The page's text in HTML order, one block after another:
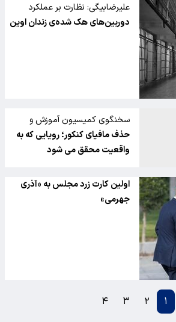
علیرضابیگی: نظارت بر عملکرد
سازمان زندان ها همیشه با مقاومت
دوربین‌های هک شده‌ی زندان اوین
سخنگوی کمیسیون آموزش و
تحقیقات مجلس خبر داد:
حذف مافیای کنکور؛ رویایی که به
واقعیت محقق می شود
اولین کارت زرد مجلس به «آذری
جهرمی»
۱ ۲ ۳ ۴